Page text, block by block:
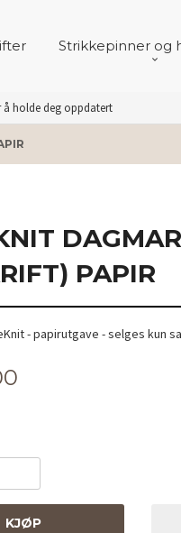
å holde deg oppdatert
Strikkepinner og
PAPIR
- papirutgave - selges kun
KJØP